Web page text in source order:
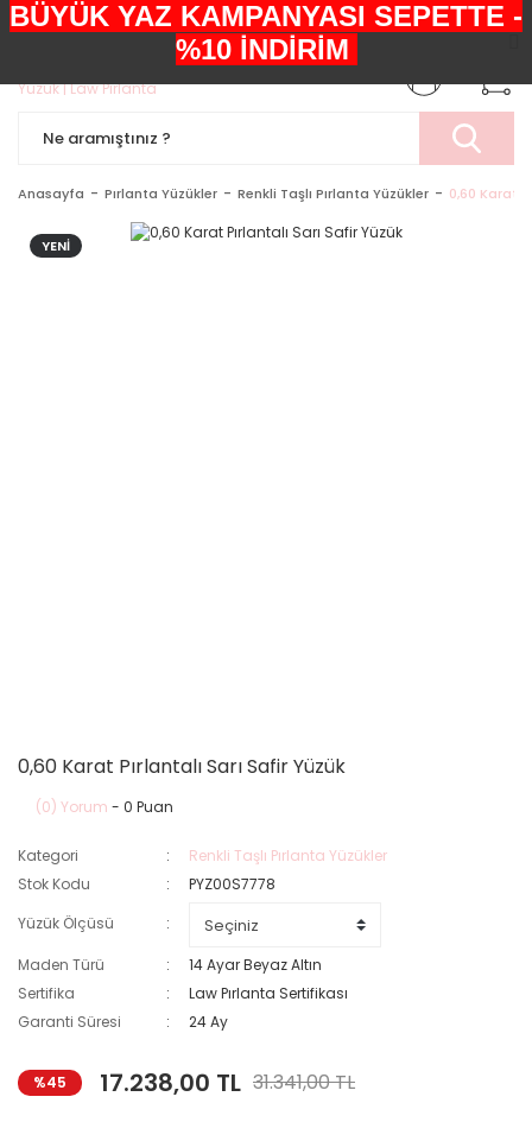
+90552 303 05 29
Anasayfa Pırlanta Yüzükler Renkli Taşlı Pırlanta Yüzükler 0,60 Karat
YENİ
0,60 Karat Pırlantalı Sarı Safir Yüzük
(0) Yorum - 0 Puan
Kategori
Renkli Taşlı Pırlanta Yüzükler
Stok Kodu
PYZ00S7778
Yüzük Ölçüsü
Maden Türü
14 Ayar Beyaz Altın
Sertifika
Law Pırlanta Sertifikası
Garanti Süresi
24 Ay
%45 17.238,00 TL 31.341,00 TL
BÜYÜK YAZ KAMPANYASI SEPETTE -
%10 İNDİRİM